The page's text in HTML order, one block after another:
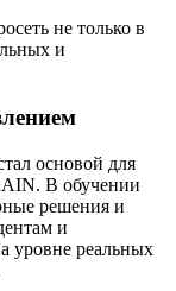
не только в
и
основой для
В обучении
решения и
и
уровне реальных